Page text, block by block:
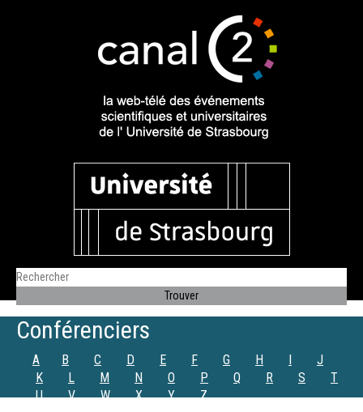
Conférenciers
A B C D E F G H I
J
K
L M N O P Q R S
T
U
V W X Y Z